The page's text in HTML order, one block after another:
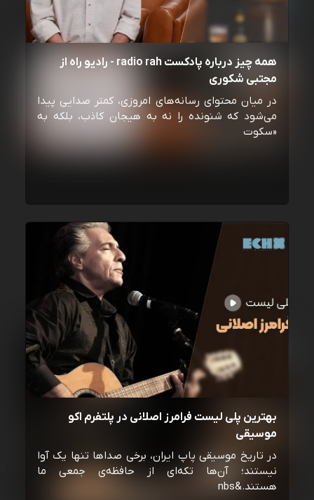
همه چیز درباره پادکست radio rah - رادیو راه از
مجتبی شکوری
در میان محتوای رسانه‌های امروزی، کمتر صدایی پیدا
می‌شود که شنونده را نه به هیجان کاذب، بلکه به
«سکوت
بهترین پلی لیست فرامرز اصلانی در پلتفرم اکو
موسیقی
در تاریخ موسیقی پاپ ایران، برخی صداها تنها یک آوا
نیستند؛ آن‌ها تکه‌ای از حافظه‌ی جمعی ما
هستند.&nbs